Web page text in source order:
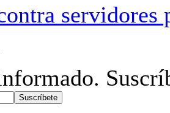
servidores
Suscríbete